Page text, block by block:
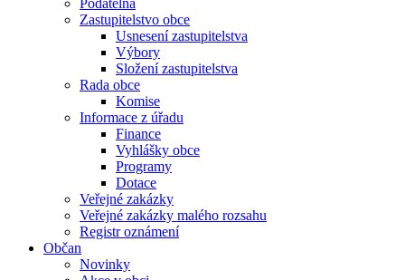
Podatelna
Zastupitelstvo obce
Usnesení zastupitelstva
Výbory
Složení zastupitelstva
Rada obce
Komise
Informace z úřadu
Finance
Vyhlášky obce
Programy
Dotace
Veřejné zakázky
Veřejné zakázky malého rozsahu
Registr oznámení
Občan
Novinky